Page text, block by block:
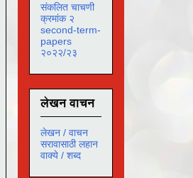
संकलित चाचणी
क्रमांक २
second-term-
papers
२०२२/२३
लेखन वाचन
लेखन / वाचन
सरावासाठी लहान
वाक्ये / शब्द